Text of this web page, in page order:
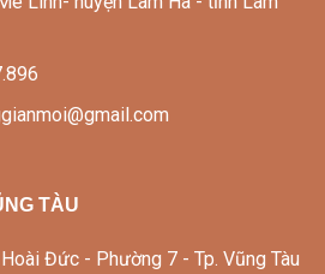
TÀU
Đức - Phường 7 - Tp. Vũng Tàu